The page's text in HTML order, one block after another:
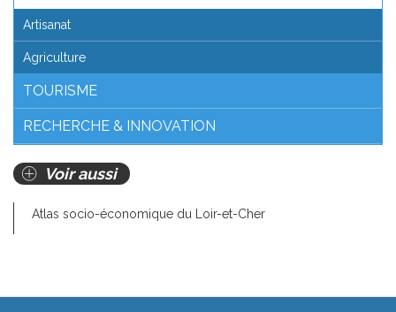
Artisanat
Agriculture
TOURISME
RECHERCHE & INNOVATION
Voir aussi
Atlas socio-économique du Loir-et-Cher